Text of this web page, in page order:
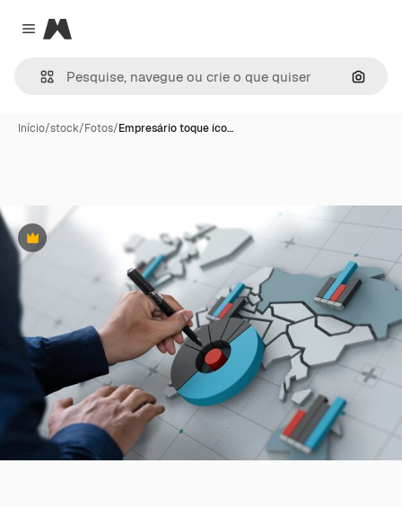
Close menu
Magnific
Início/stock/Fotos/Empresário toque íco…
Premium